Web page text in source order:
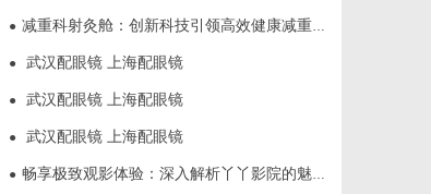
● 减重科射灸舱：创新科技引领高效健康减重新时代
● 武汉配眼镜 上海配眼镜
● 武汉配眼镜 上海配眼镜
● 武汉配眼镜 上海配眼镜
● 畅享极致观影体验：深入解析丫丫影院的魅力与优势